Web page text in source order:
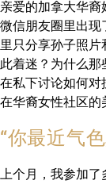
亲爱的加拿大华
微信朋友圈里出现
里只分享孙子照
此着迷？为什么那
在私下讨论如何对
在华裔女性社区的
“你最近气
上个月，我参加